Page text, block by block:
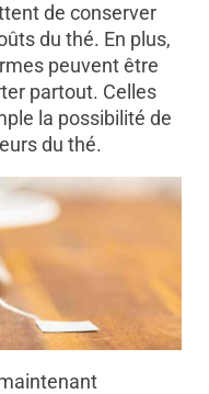
de conserver
du thé. En plus,
peuvent être
partout. Celles
la possibilité de
du thé.